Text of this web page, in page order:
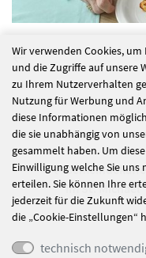
alle Nachrichten
im St. Michael
Wir verwenden Cookies,
und die Zugriffe auf unsere
zu Ihrem Nutzerverhalten
Nutzung für Werbung und
diese Informationen
die sie unabhängig von
gesammelt haben. Um
Einwilligung welche Sie uns
erteilen. Sie können Ihre
jederzeit für die Zukunft
die „Cookie-Einstellungen“
technisch